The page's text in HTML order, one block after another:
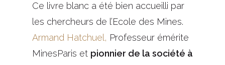
Ce livre blanc a été bien accueilli par
les chercheurs de l’Ecole des Mines.
Armand Hatchuel, Professeur émérite
MinesParis et pionnier de la société à